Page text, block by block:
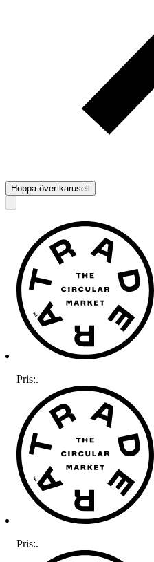
Hoppa över karusell
Pris:.
Pris:.